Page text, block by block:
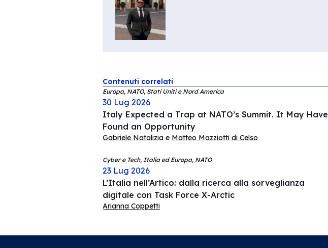
Contenuti correlati
Europa, NATO, Stati Uniti e Nord America
30 Lug 2026
Italy Expected a Trap at NATO’s Summit. It May Have
Found an Opportunity
Gabriele Nataliziae Matteo Mazziotti di Celso
Cyber e Tech, Italia ed Europa, NATO
23 Lug 2026
L’Italia nell’Artico: dalla ricerca alla sorveglianza
digitale con Task Force X-Arctic
Arianna Coppetti